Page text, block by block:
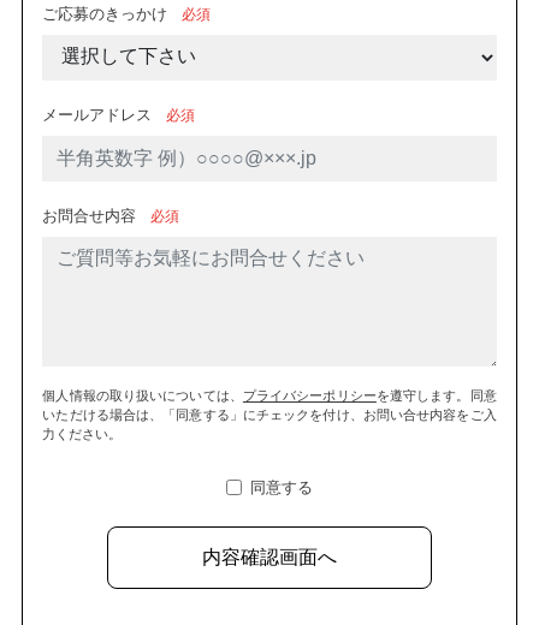
ご応募のきっかけ 必須
メールアドレス 必須
お問合せ内容 必須
個人情報の取り扱いについては、 プライバシーポリシーを遵守します。
同意
いただける場合は、「同意する」にチェックを付け、お問い合せ内容をご入
力ください。
同意する